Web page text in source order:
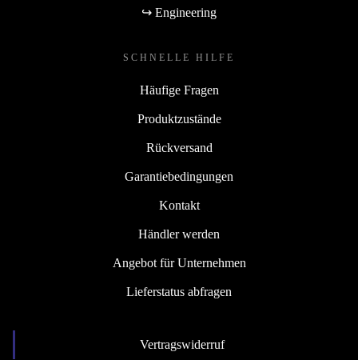
↪ Engineering
SCHNELLE HILFE
Häufige Fragen
Produktzustände
Rückversand
Garantiebedingungen
Kontakt
Händler werden
Angebot für Unternehmen
Lieferstatus abfragen
Vertragswiderruf